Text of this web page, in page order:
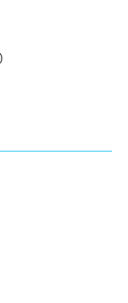
代の変化、最新のト
山店・入間店
スター・賃貸不動産経
る方法